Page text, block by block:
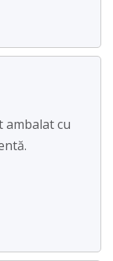
ambalat cu